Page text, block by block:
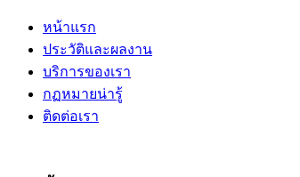
หน้าแรก
ประวัติและผลงาน
บริการของเรา
กฏหมายน่ารู้
ติดต่อเรา